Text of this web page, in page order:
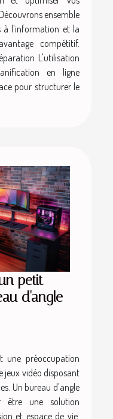
ensemble
à l'information et la
compétitif.
L'utilisation
en ligne
pour structurer le
petit
d'angle
une préoccupation
jeux vidéo disposant
Un bureau d'angle
être une solution
et espace de vie.